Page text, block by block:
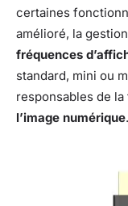
certaines
amélioré, la
fréquences
standard, mini ou
responsables de
l’image numérique.